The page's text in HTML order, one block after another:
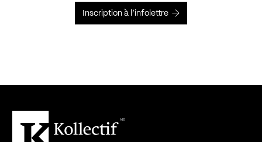
Inscription à l’infolettre